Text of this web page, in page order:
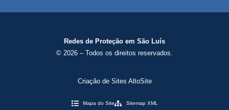
Redes de Proteção em São Luís
© 2026 – Todos os direitos reservados.
Criação de Sites AltoSite
Mapa do Site Sitemap XML